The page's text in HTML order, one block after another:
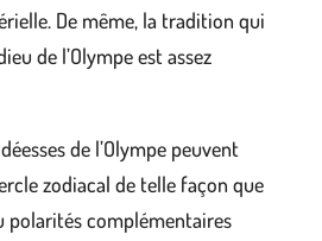
De même, la tradition qui
de l’Olympe est assez
de l’Olympe peuvent
zodiacal de telle façon que
polarités complémentaires